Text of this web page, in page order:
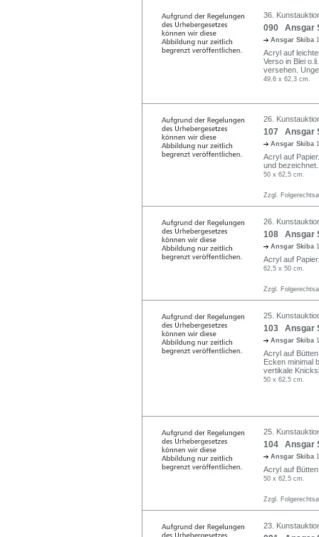
36.
090 Ansgar
Ansgar Skiba
Acryl auf
Verso in Blei
versehen.
49,6 x 62,3 cm.
26.
107 Ansgar
Ansgar Skiba
Acryl auf
und bezeichnet.
50 x 62,5 cm.
Zzgl.
26.
108 Ansgar
Ansgar Skiba
Acryl auf
62,5 x 50 cm.
Zzgl.
25.
103 Ansgar
Ansgar Skiba
Acryl auf
Ecken minimal
vertikale
50 x 62,5 cm.
25.
104 Ansgar
Ansgar Skiba
Acryl auf
50 x 62,5 cm.
Zzgl.
23.